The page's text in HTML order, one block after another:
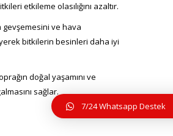
etkileme olasılığını azaltır.
gevşemesini ve hava
bitkilerin besinleri daha iyi
doğal yaşamını ve
sağlar.
7/24 Whatsapp Destek